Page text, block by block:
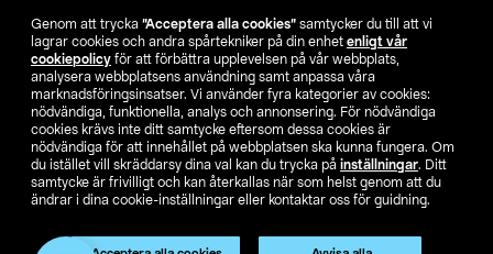
Genom att trycka ”Acceptera alla cookies” samtycker du till att vi
lagrar cookies och andra spårtekniker på din enhet enligt vår
cookiepolicy för att förbättra upplevelsen på vår webbplats,
analysera webbplatsens användning samt anpassa våra
marknadsföringsinsatser. Vi använder fyra kategorier av cookies:
nödvändiga, funktionella, analys och annonsering. För nödvändiga
cookies krävs inte ditt samtycke eftersom dessa cookies är
nödvändiga för att innehållet på webbplatsen ska kunna fungera. Om
du istället vill skräddarsy dina val kan du trycka på inställningar. Ditt
samtycke är frivilligt och kan återkallas när som helst genom att du
ändrar i dina cookie-inställningar eller kontaktar oss för guidning.
Hitta butik
SE NO FI